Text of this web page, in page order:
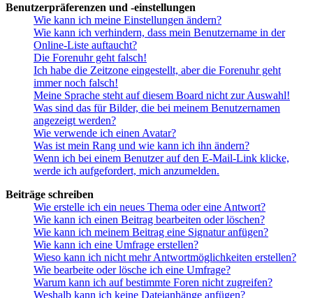
Benutzerpräferenzen und -einstellungen
Wie kann ich meine Einstellungen ändern?
Wie kann ich verhindern, dass mein Benutzername in der
Online-Liste auftaucht?
Die Forenuhr geht falsch!
Ich habe die Zeitzone eingestellt, aber die Forenuhr geht
immer noch falsch!
Meine Sprache steht auf diesem Board nicht zur Auswahl!
Was sind das für Bilder, die bei meinem Benutzernamen
angezeigt werden?
Wie verwende ich einen Avatar?
Was ist mein Rang und wie kann ich ihn ändern?
Wenn ich bei einem Benutzer auf den E-Mail-Link klicke,
werde ich aufgefordert, mich anzumelden.
Beiträge schreiben
Wie erstelle ich ein neues Thema oder eine Antwort?
Wie kann ich einen Beitrag bearbeiten oder löschen?
Wie kann ich meinem Beitrag eine Signatur anfügen?
Wie kann ich eine Umfrage erstellen?
Wieso kann ich nicht mehr Antwortmöglichkeiten erstellen?
Wie bearbeite oder lösche ich eine Umfrage?
Warum kann ich auf bestimmte Foren nicht zugreifen?
Weshalb kann ich keine Dateianhänge anfügen?